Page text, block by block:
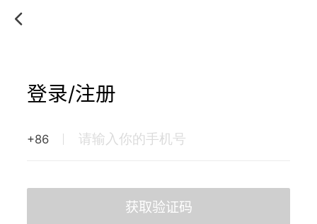
登录/注册
+86
获取验证码